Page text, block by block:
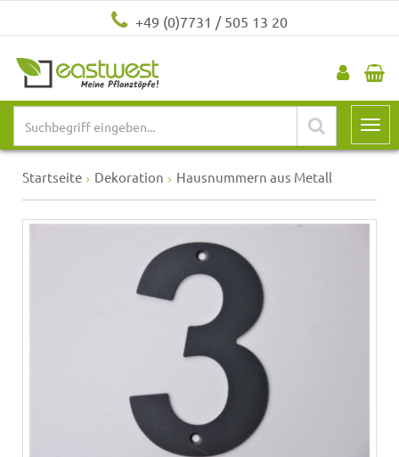
+49 (0)7731 / 505 13 20
Startseite Dekoration Hausnummern aus Metall